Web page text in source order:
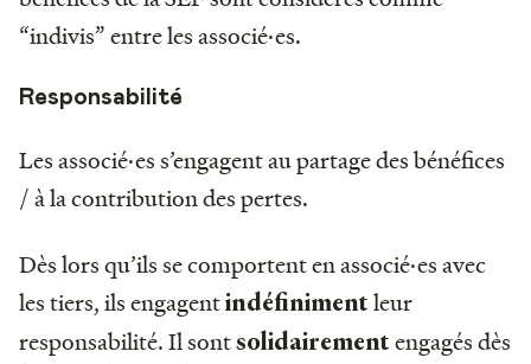
“indivis” entre les associé·es.
Responsabilité
Les associé·es s’engagent au partage des bénéfices
/ à la contribution des pertes.
Dès lors qu’ils se comportent en associé·es avec
les tiers, ils engagentindéfiniment leur
responsabilité. Il sontsolidairement engagés dès